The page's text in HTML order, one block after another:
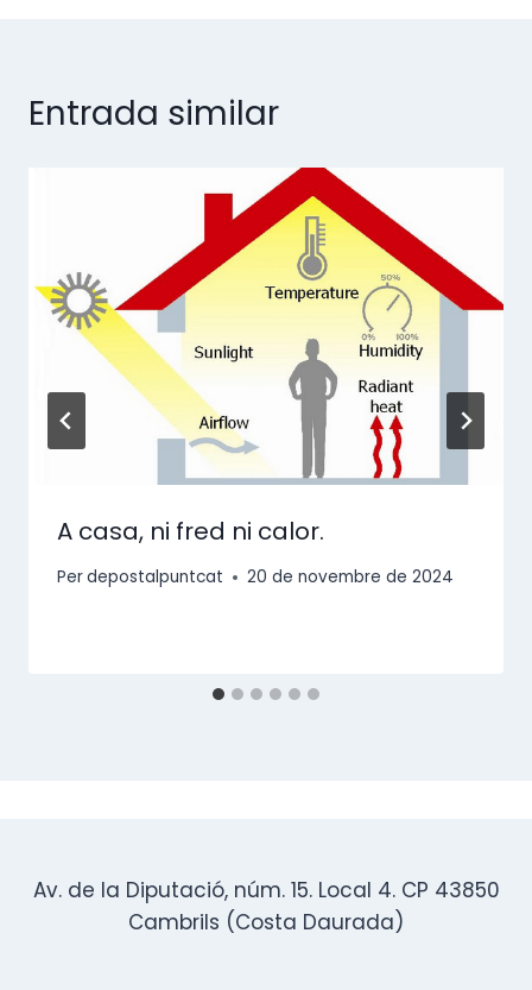
Entrada similar
A casa, ni fred ni calor.
Perdepostalpuntcat 20 de novembre de 2024
Av. de la Diputació, núm. 15. Local 4. CP 43850
Cambrils (Costa Daurada)